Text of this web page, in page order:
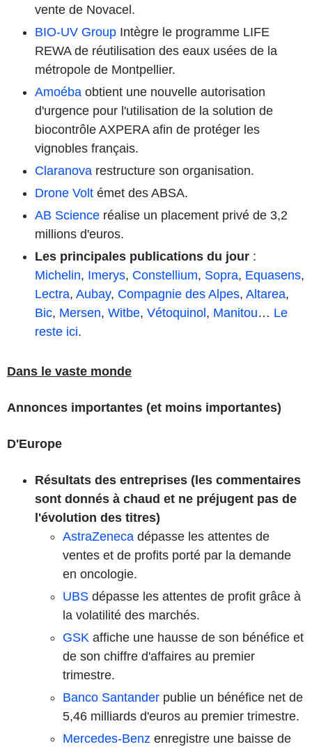
vente de Novacel.
BIO-UV Group Intègre le programme LIFE
REWA de réutilisation des eaux usées de la
métropole de Montpellier.
Amoéba obtient une nouvelle autorisation
d'urgence pour l'utilisation de la solution de
biocontrôle AXPERA afin de protéger les
vignobles français.
Claranova restructure son organisation.
Drone Volt émet des ABSA.
AB Science réalise un placement privé de 3,2
millions d'euros.
Les principales publications du jour :
Michelin, Imerys, Constellium, Sopra, Equasens,
Lectra, Aubay, Compagnie des Alpes, Altarea,
Bic, Mersen, Witbe, Vétoquinol, Manitou… Le
reste ici.
Dans le vaste monde
Annonces importantes (et moins importantes)
D'Europe
Résultats des entreprises (les commentaires
sont donnés à chaud et ne préjugent pas de
l'évolution des titres)
AstraZeneca dépasse les attentes de
ventes et de profits porté par la demande
en oncologie.
UBS dépasse les attentes de profit grâce à
la volatilité des marchés.
GSK affiche une hausse de son bénéfice et
de son chiffre d'affaires au premier
trimestre.
Banco Santander publie un bénéfice net de
5,46 milliards d'euros au premier trimestre.
Mercedes-Benz enregistre une baisse de